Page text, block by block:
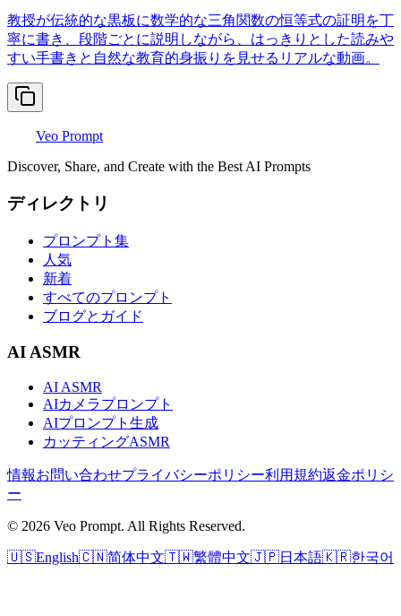
教授が伝統的な黒板に数学的な三角関数の恒等式の証明を丁
寧に書き、段階ごとに説明しながら、はっきりとした読みや
すい手書きと自然な教育的身振りを見せるリアルな動画。
Veo Prompt
Discover, Share, and Create with the Best AI Prompts
ディレクトリ
プロンプト集
人気
新着
すべてのプロンプト
ブログとガイド
AI ASMR
AI ASMR
AIカメラプロンプト
AIプロンプト生成
カッティングASMR
情報お問い合わせプライバシーポリシー利用規約返金ポリシ
ー
© 2026 Veo Prompt. All Rights Reserved.
🇺🇸English🇨🇳简体中文🇹🇼繁體中文🇯🇵日本語🇰🇷한국어